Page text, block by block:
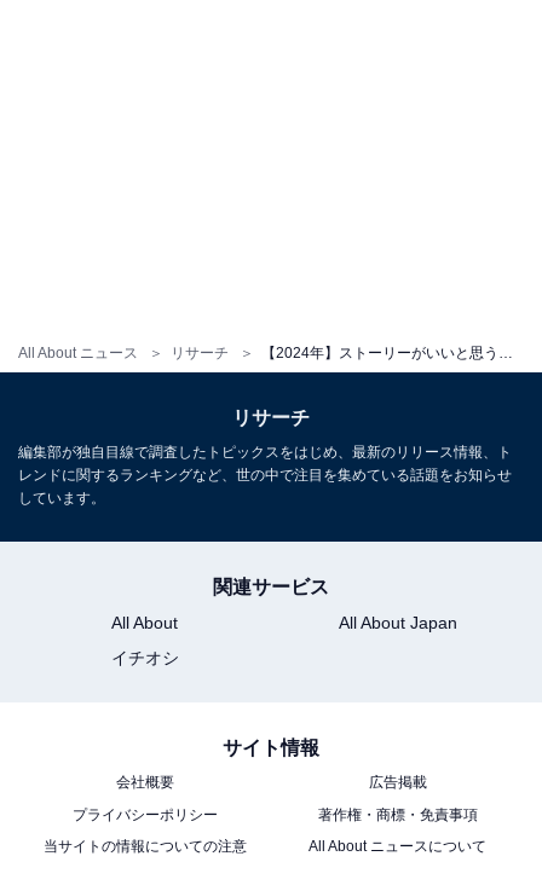
All About ニュース リサーチ 【2024年】ストーリーがいいと思う秋ドラマランキング！ 2位『嘘解きレトリック』を抑えた1位は？
リサーチ
編集部が独自目線で調査したトピックスをはじめ、最新のリリース情報、ト
レンドに関するランキングなど、世の中で注目を集めている話題をお知らせ
しています。
関連サービス
All About
All About Japan
イチオシ
サイト情報
会社概要
広告掲載
プライバシーポリシー
著作権・商標・免責事項
当サイトの情報についての注意
All About ニュースについて